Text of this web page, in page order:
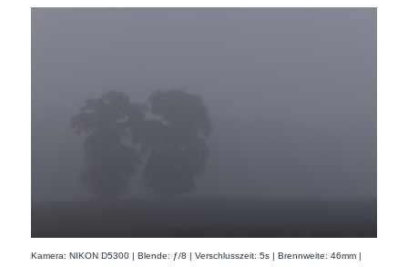
Kamera: NIKON D5300 | Blende: ƒ/8 | Verschlusszeit: 5s | Brennweite: 46mm |